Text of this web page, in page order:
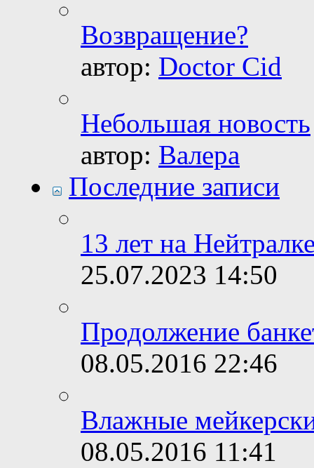
Возвращение?
автор: Doctor Cid
Небольшая новость
автор: Валера
Последние записи
13 лет на
25.07.2023 14:50
Продолжение
08.05.2016 22:46
Влажные
08.05.2016 11:41